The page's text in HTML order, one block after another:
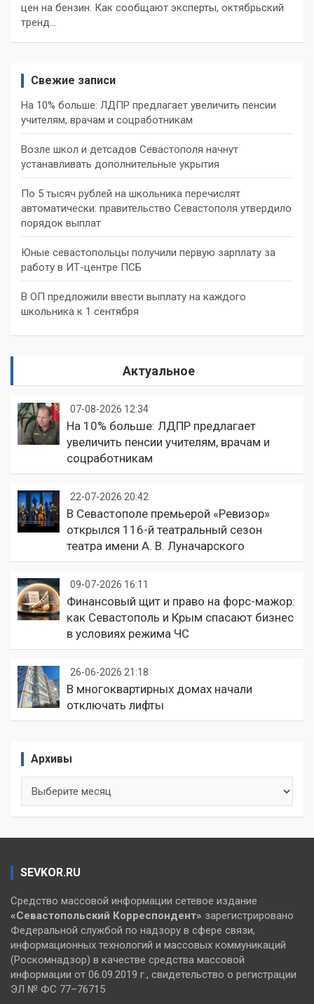
цен на бензин. Как сообщают эксперты, октябрьский
тренд…
Свежие записи
На 10% больше: ЛДПР предлагает увеличить пенсии
учителям, врачам и соцработникам
Возле школ и детсадов Севастополя начнут
устанавливать дополнительные укрытия
По 5 тысяч рублей на школьника перечислят
автоматически: правительство Севастополя утвердило
порядок выплат
Юные севастопольцы получили первую зарплату за
работу в ИТ-центре ПСБ
В ОП предложили ввести выплату на каждого
школьника к 1 сентября
Актуальное
07-08-2026 12:34
На 10% больше: ЛДПР предлагает
увеличить пенсии учителям, врачам и
соцработникам
22-07-2026 20:42
В Севастополе премьерой «Ревизор»
открылся 116-й театральный сезон
театра имени А. В. Луначарского
09-07-2026 16:11
Финансовый щит и право на форс-мажор:
как Севастополь и Крым спасают бизнес
в условиях режима ЧС
26-06-2026 21:18
В многоквартирных домах начали
отключать лифты
Архивы
SEVKOR.RU
Средство массовой информации сетевое издание
«Севастопольский Корреспондент» зарегистрировано
Федеральной службой по надзору в сфере связи,
информационных технологий и массовых коммуникаций
(Роскомнадзор) в качестве средства массовой
информации от 06.09.2019 г., свидетельство о регистрации
ЭЛ № ФС 77–76715